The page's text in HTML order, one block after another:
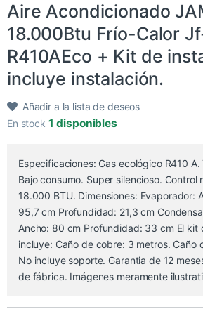
Aire Acondicionado
18.000Btu Frío-Calor
R410AEco + Kit de
incluye instalación.
Añadir a la lista de deseos
En stock 1 disponibles
Especificaciones: Gas ecológico R410
Bajo consumo. Super silencioso. Control
18.000 BTU. Dimensiones: Evaporador:
95,7 cm Profundidad: 21,3 cm
Ancho: 80 cm Profundidad: 33 cm El kit
incluye: Caño de cobre: 3 metros. Caño
No incluye soporte. Garantia de 12
de fábrica. Imágenes meramente